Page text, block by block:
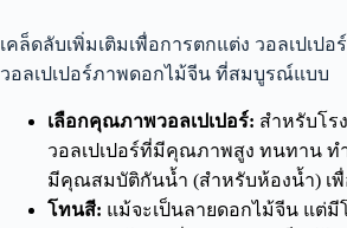
เคล็ดลับเพิ่มเติมเพื่อการตกแต่ง วอลเปเป
วอลเปเปอร์ภาพดอกไม้จีน ที่สมบูรณ์แบบ
เลือกคุณภาพวอลเปเปอร์: สำหรับโร
วอลเปเปอร์ที่มีคุณภาพสูง ทนทาน ท
มีคุณสมบัติกันน้ำ (สำหรับห้องน้ำ) เ
โทนสี: แม้จะเป็นลายดอกไม้จีน แต่